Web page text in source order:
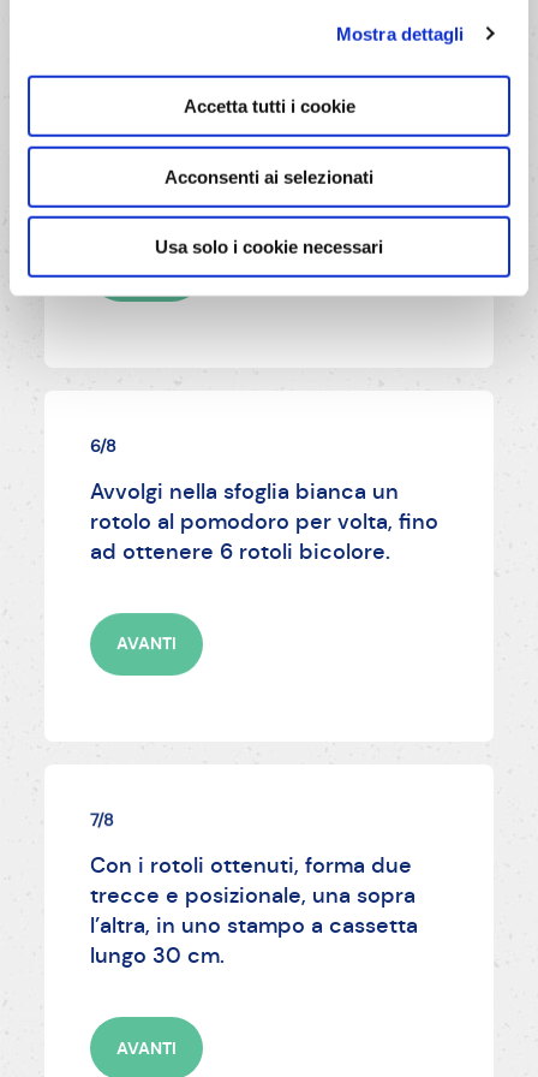
Mostra dettagli
Accetta tutti i cookie
Acconsenti ai selezionati
Usa solo i cookie necessari
Dividi l’impasto al pomodoro in 6
lunghi 30 cm circa. Stendi
l’impasto al formaggio e basilico in
una sfoglia 30x40 cm circa e
spennella con acqua.
AVANTI
6/8
Avvolgi nella sfoglia bianca un
rotolo al pomodoro per volta, fino
ad ottenere 6 rotoli bicolore.
AVANTI
7/8
Con i rotoli ottenuti, forma due
trecce e posizionale, una sopra
l’altra, in uno stampo a cassetta
lungo 30 cm.
AVANTI